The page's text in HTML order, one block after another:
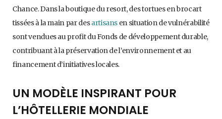
Chance. Dans la boutique du resort, des tortues en brocart
tissées à la main par desartisans en situation de vulnérabilité
sont vendues au profit du Fonds de développement durable,
contribuant à la préservation de l’environnement et au
financement d’initiatives locales.
UN MODÈLE INSPIRANT POUR
L’HÔTELLERIE MONDIALE